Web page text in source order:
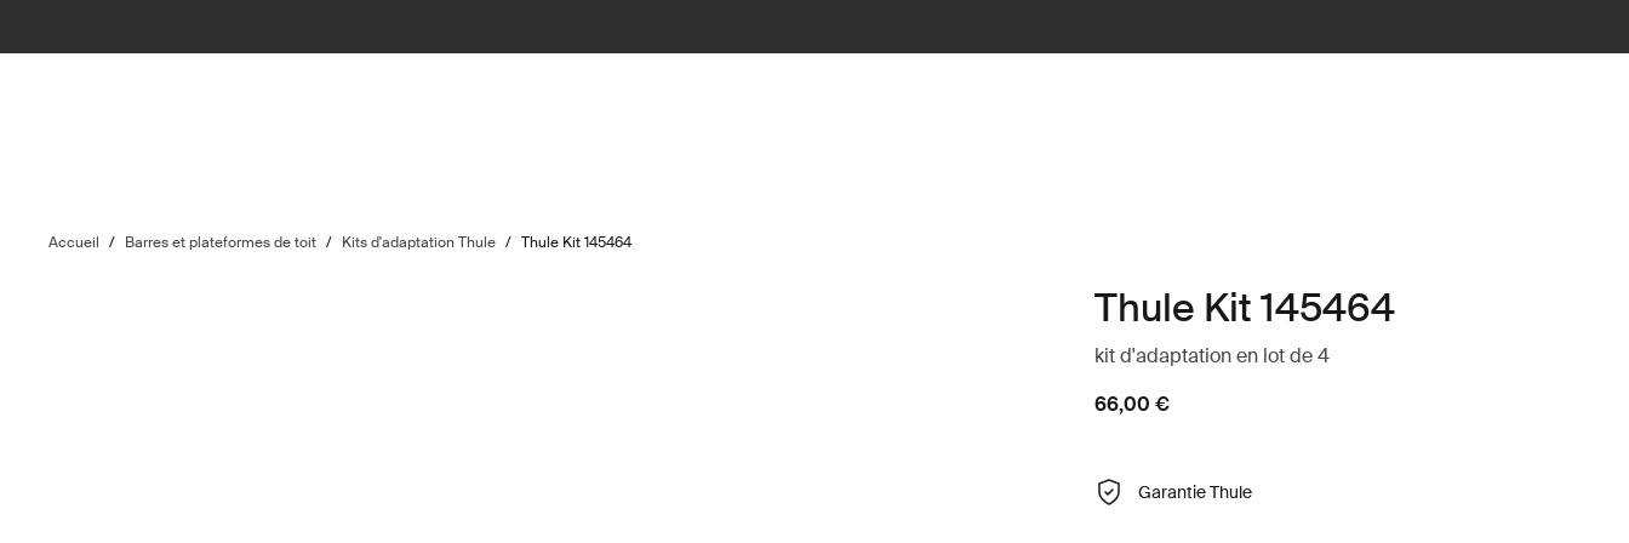
Accueil / Barres et plateformes de toit / Kits d'adaptation Thule / Thule Kit 145464
Thule Kit 145464
kit d'adaptation en lot de 4
66,00 €
Garantie Thule